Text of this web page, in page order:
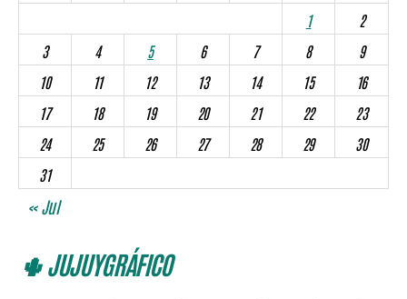
1
2
3
4 5 6 7 8
9
10
11 12 13 14 15
16
17
18 19 20 21 22
23
24
25 26 27 28 29
30
31
« Jul
🌵 JUJUYGRÁFICO